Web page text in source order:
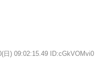
日) 09:02:15.49 ID:cGkVOMvi0